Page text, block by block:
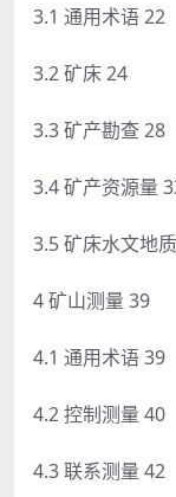
3.1 通用术语 22
3.2 矿床 24
3.3 矿产勘查 28
3.4 矿产资源量
3.5 矿床水文地
4 矿山测量 39
4.1 通用术语 39
4.2 控制测量 40
4.3 联系测量 42